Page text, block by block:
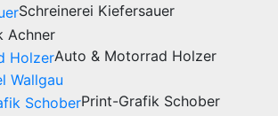
Schreinerei Kiefersauer
Auto & Motorrad Holzer
Print-Grafik Schober